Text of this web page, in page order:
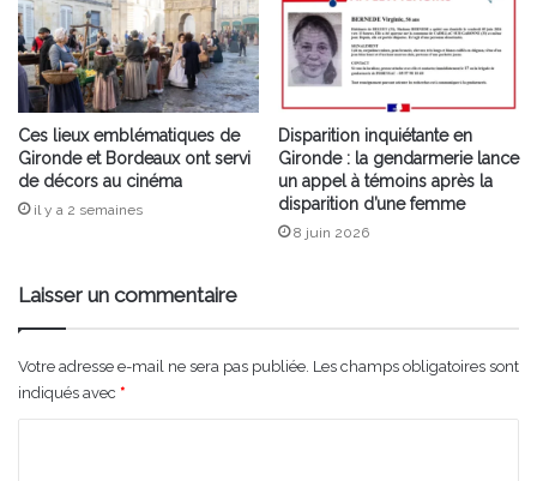
Ces lieux emblématiques de
Gironde et Bordeaux ont servi
de décors au cinéma
il y a 2 semaines
Disparition inquiétante en
Gironde : la gendarmerie lance
un appel à témoins après la
disparition d’une femme
8 juin 2026
Laisser un commentaire
Votre adresse e-mail ne sera pas publiée. Les champs obligatoires sont
indiqués avec *